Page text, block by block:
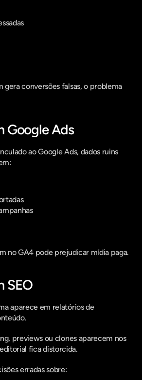
gera conversões falsas, o problema
Google Ads
ao Google Ads, dados ruins
no GA4 pode prejudicar mídia paga.
SEO
aparece em relatórios de
previews ou clones aparecem nos
fica distorcida.
erradas sobre: